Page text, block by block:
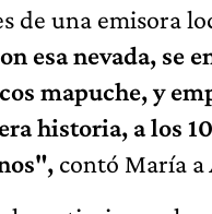
de una emisora
esa nevada, se
mapuche, y
historia, a los 10
contó María a